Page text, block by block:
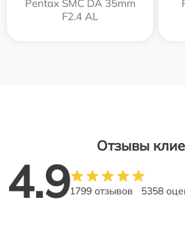
Pentax SMC DA 35mm
F2.4 AL
Отзывы
4.91799 отзывов 5358